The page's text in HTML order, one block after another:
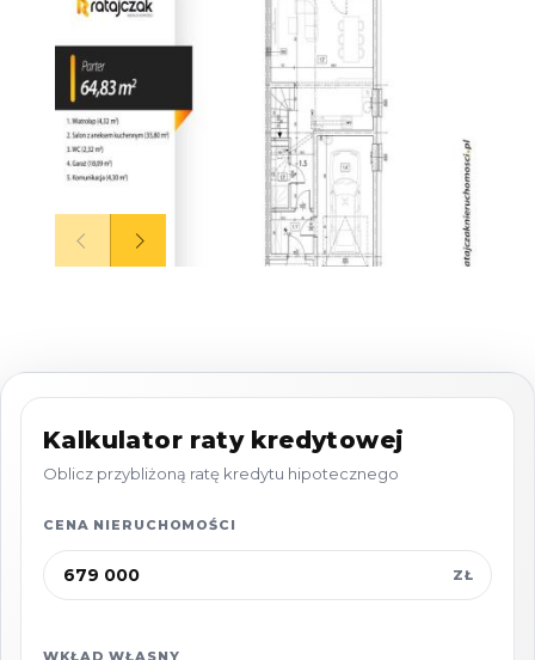
Dom wybudowany jest według
indywidualnego projektu inwestora:
PARTER: o łącznej powierzchni 64,83 m2 -
ogrzewanie podłogowe w tym:
Z salonu wyjście na przynależny do lokalu
Piętro o łącznej powierzchni ok. 47,98 m2,
ogrzewanie podłogowe w tym:
Kalkulator raty kredytowej
Oblicz przybliżoną ratę kredytu hipotecznego
CENA NIERUCHOMOŚCI
ZŁ
WKŁAD WŁASNY